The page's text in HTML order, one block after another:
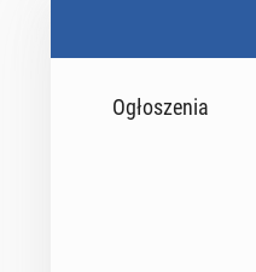
Ogłoszenia